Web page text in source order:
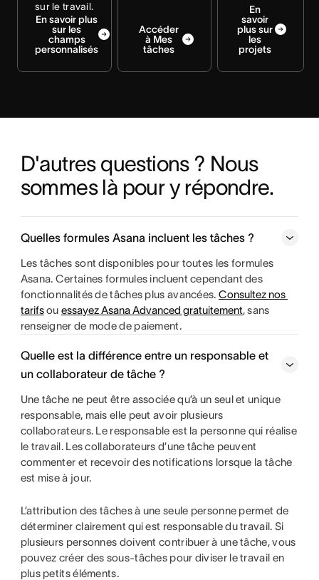
sur le travail.
En savoir plus
sur les
champs
personnalisés
Accéder
à Mes
tâches
En
savoir
plus sur
les
projets
D'autres questions ? Nous
sommes là pour y répondre.
Quelles formules Asana incluent les tâches ?
Les tâches sont disponibles pour toutes les formules
Asana. Certaines formules incluent cependant des
fonctionnalités de tâches plus avancées. Consultez nos ​​
tarifs​​ou ​​ essayez Asana Advanced​ gratuitement, sans
renseigner de mode de paiement.
Quelle est la différence entre un responsable et
un collaborateur de tâche ?
Une tâche ne peut être associée qu’à un seul et unique
responsable, mais elle peut avoir plusieurs
collaborateurs. Le responsable est la personne qui réalise
le travail. Les collaborateurs d’une tâche peuvent
commenter et recevoir des notifications lorsque la tâche
est mise à jour.
L’attribution des tâches à une seule personne permet de
déterminer clairement qui est responsable du travail. Si
plusieurs personnes doivent contribuer à une tâche, vous
pouvez créer des sous-tâches pour diviser le travail en
plus petits éléments.